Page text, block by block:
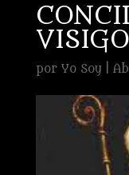
por Yo Soy|